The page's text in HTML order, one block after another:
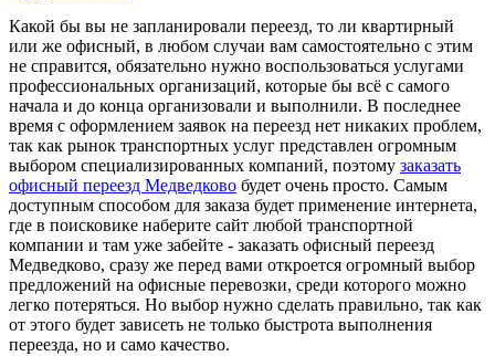
Какой бы вы не запланировали переезд, то ли квартирный
или же офисный, в любом случаи вам самостоятельно с этим
не справится, обязательно нужно воспользоваться услугами
профессиональных организаций, которые бы всё с самого
начала и до конца организовали и выполнили. В последнее
время с оформлением заявок на переезд нет никаких проблем,
так как рынок транспортных услуг представлен огромным
выбором специализированных компаний, поэтому заказать
офисный переезд Медведково будет очень просто. Самым
доступным способом для заказа будет применение интернета,
где в поисковике наберите сайт любой транспортной
компании и там уже забейте - заказать офисный переезд
Медведково, сразу же перед вами откроется огромный выбор
предложений на офисные перевозки, среди которого можно
легко потеряться. Но выбор нужно сделать правильно, так как
от этого будет зависеть не только быстрота выполнения
переезда, но и само качество.